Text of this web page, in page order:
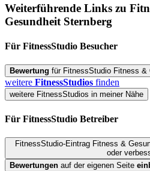
Weiterführende Links zu
Gesundheit Sternberg
Für FitnessStudio Besucher
Bewertung für FitnessStudio Fitness &
weitere FitnessStudios finden
weitere FitnessStudios in meiner Nähe
Für FitnessStudio Betreiber
FitnessStudio-Eintrag Fitness &
oder
Bewertungen auf der eigenen Seite